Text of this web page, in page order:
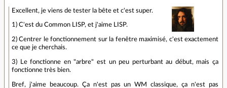
Excellent, je viens de tester la bête et c'est super.
1) C'est du Common LISP, et j'aime LISP.
2) Centrer le fonctionnement sur la fenêtre maximisé, c'est exactement
ce que je cherchais.
3) Le fonctionne en "arbre" est un peu perturbant au début, mais ça
fonctionne très bien.
Bref, j'aime beaucoup. Ça n'est pas un WM classique, ça n'est pas